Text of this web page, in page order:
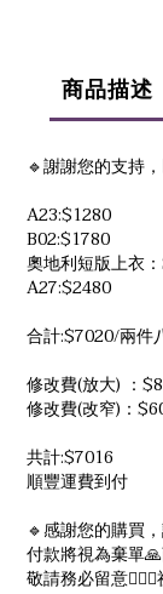
商品描述
🔹謝謝您的支持
A23:$1280
B02:$1780
奧地利短版上衣
A27:$2480
合計:$7020/兩件
修改費(放大) ：
修改費(改窄)：
共計:$7016
順豐運費到付
🔹感謝您的購買
付款將視為棄單
敬請務必留意